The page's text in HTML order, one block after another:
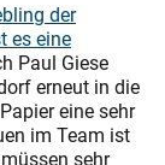
der
es eine
Paul Giese
erneut in die
eine sehr
im Team ist
sehr